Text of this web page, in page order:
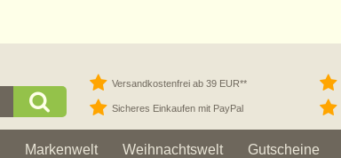
Versandkostenfrei ab 39 EUR**
Sicheres Einkaufen mit PayPal
Markenwelt Weihnachtswelt Gutscheine